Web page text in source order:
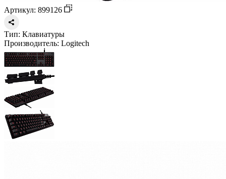
Артикул: 899126
Тип: Клавиатуры
Производитель: Logitech